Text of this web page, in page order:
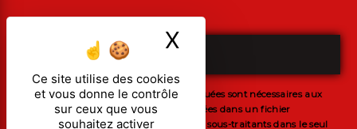
Ce site utilise des cookies
et vous donne le contrôle
sur ceux que vous
souhaitez activer
X Masquer le
** Les données personnelles communiquées sont nécessaires aux
fins de vous contacter et sont enregistrées dans un fichier
informatisé. Elles sont destinées à et ses sous-traitants dans le seul